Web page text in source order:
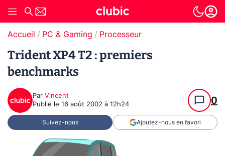
Accueil PC & Gaming Processeur
Trident XP4 T2 : premiers
benchmarks
Par Vincent
Publié le 16 août 2002 à 12h24 0
Suivez-nous Ajoutez-nous en favori